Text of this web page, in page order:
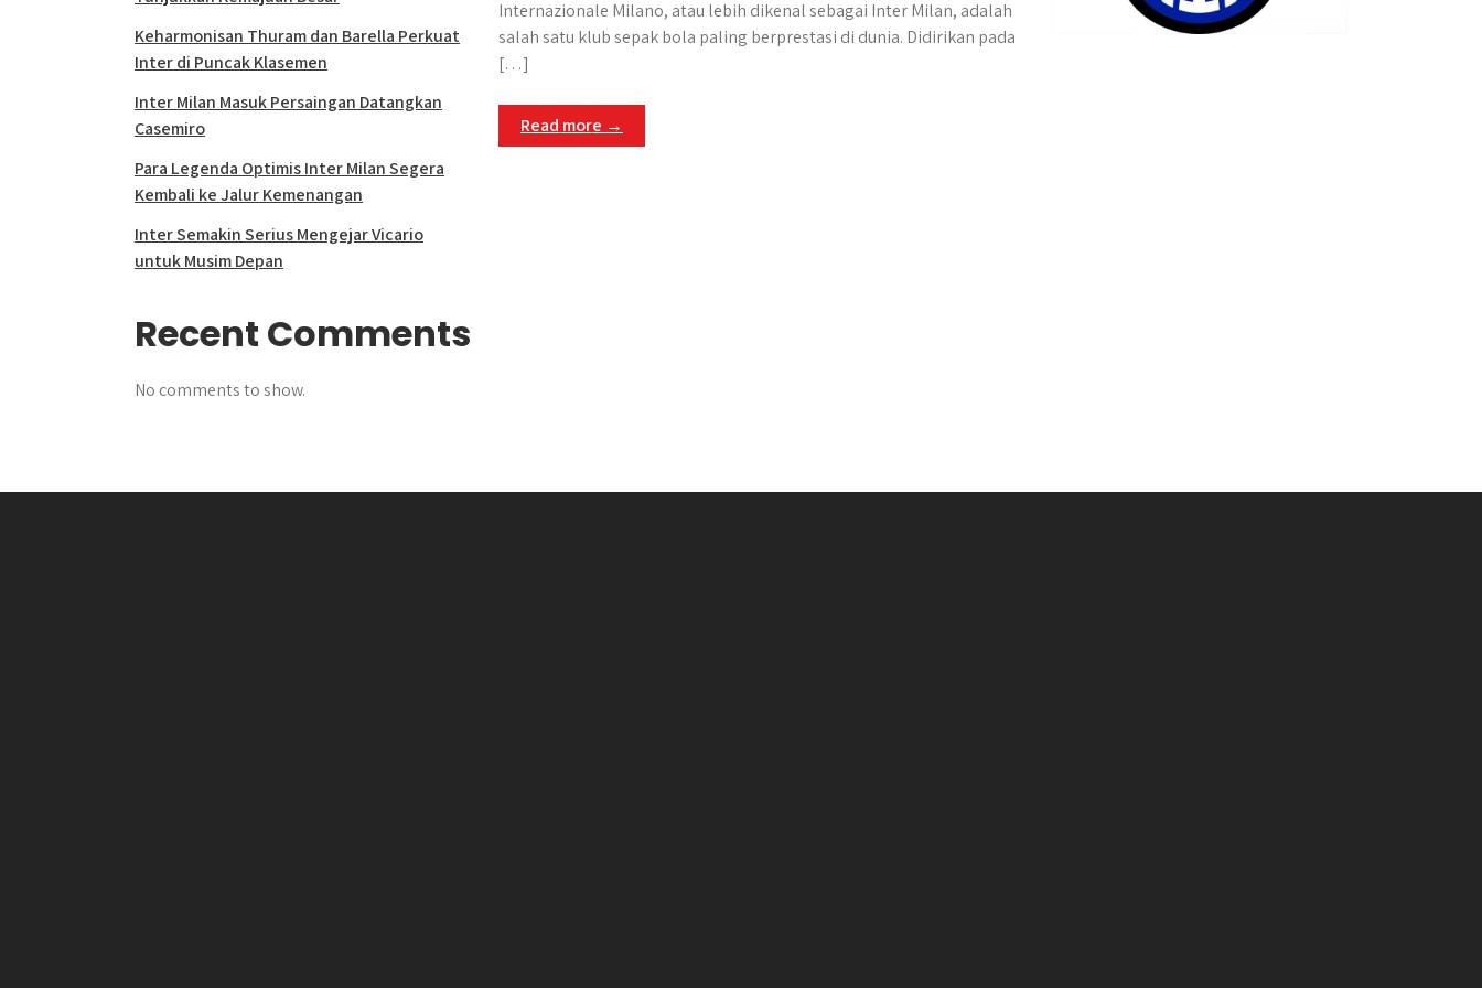
Internazionale Milano, atau lebih dikenal sebagai Inter Milan, adalah
salah satu klub sepak bola paling berprestasi di dunia. Didirikan pada
[…]
Read more →
Keharmonisan Thuram dan Barella Perkuat
Inter di Puncak Klasemen
Inter Milan Masuk Persaingan Datangkan
Casemiro
Para Legenda Optimis Inter Milan Segera
Kembali ke Jalur Kemenangan
Inter Semakin Serius Mengejar Vicario
untuk Musim Depan
Recent Comments
No comments to show.